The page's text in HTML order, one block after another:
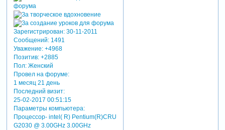
Зарегистрирован: 30-11-2011
Сообщений:1491
Уважение: +4968
Позитив: +2885
Пол:Женский
Провел на форуме:
1 месяц 21 день
Последний визит:
25-02-2017 00:51:15
Параметры компьютера:
Процессор- intel( R) Pentium(R)CRU
G2030 @ 3.00GHz 3.00GHz